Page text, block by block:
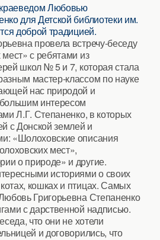
Любовью
для Детской библиотеки им.
доброй традицией.
провела встречу-беседу
с ребятами из
школ № 5 и 7, которая стала
мастер-классом по науке
нас природой и
интересом
Л.Г. Степаненко, в которых
с Донской землей и
«Шолоховские описания
мест»,
о природе» и другие.
историями о своих
кошках и птицах. Самых
Григорьевна Степаненко
с дарственной надписью.
что они не хотели
и договорились, что